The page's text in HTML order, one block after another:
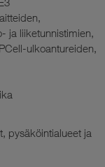
ja liiketunnistimien,
ulkoantureiden,
pysäköintialueet ja